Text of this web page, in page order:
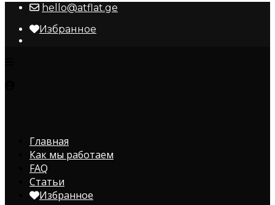
hello@atflat.ge
Избранное
Главная
Как мы работаем
FAQ
Статьи
Избранное